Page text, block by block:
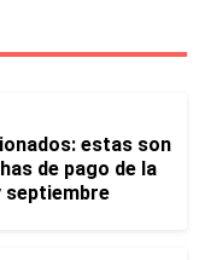
estas son
de pago de la
septiembre